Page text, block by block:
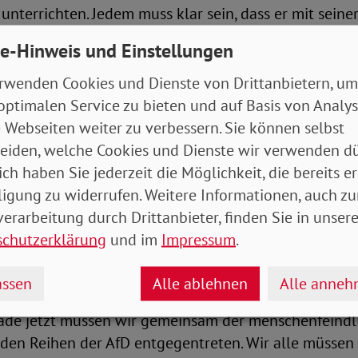
Jedem muss klar sein, dass er mit
deren Ziel die Abschaffung der freiheitlich-
der AfD geht von einem nicht existierenden
ab, die aus ihrer Sicht nicht dazugehören. Der
jede Form der gruppenbezogenen
Mitgliedern der AfD immer wieder praktiziert
ruft zur Gegenbewegung auf: „Dass
haben wir zuletzt als nachahmenswerte
ist es, Inklusion und Barrierefreiheit in unserer
ist das neue Angebot ein wichtiger Schritt
demokratischen Akteure auf, sich gemeinsam
jetzt müssen wir gemeinsam der
Reihen der AfD entgegentreten. Wir alle
Hinweis und Einstellungen
Cookies und Dienste von Drittanbietern,
Service zu bieten und auf Basis von
Webseiten weiter zu verbessern. Sie können selbst
welche Cookies und Dienste wir verwenden
haben Sie jederzeit die Möglichkeit, die bereits
zu widerrufen. Weitere Informationen, auch
durch Drittanbieter, finden Sie in
und im Impressum.
Alle ablehnen Alle